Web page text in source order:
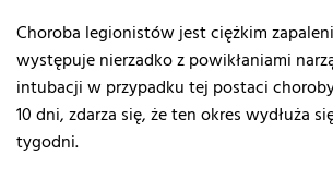
Choroba legionistów jest ciężkim
występuje nierzadko z powikłaniami
intubacji w przypadku tej postaci
10 dni, zdarza się, że ten okres wydłuża
tygodni.